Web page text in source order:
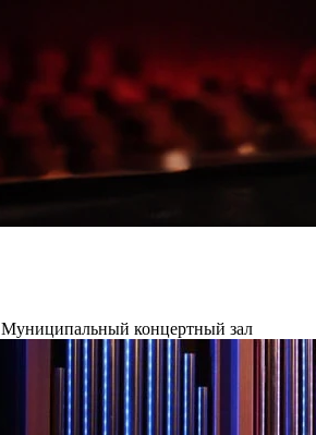
Муниципальный концертный зал